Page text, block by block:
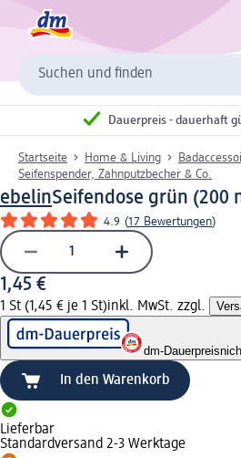
Suchen und finden
Dauerpreis - dauerhaft
Startseite Home & Living
Seifenspender, Zahnputzbecher & Co.
ebelinSeifendose grün (200
4.9 (17 Bewertungen)
1,45 €
1 St (1,45 € je 1 St)inkl. MwSt. zzgl.
dm-Dauerpreis
In den Warenkorb
Lieferbar
Standardversand 2-3 Werktage